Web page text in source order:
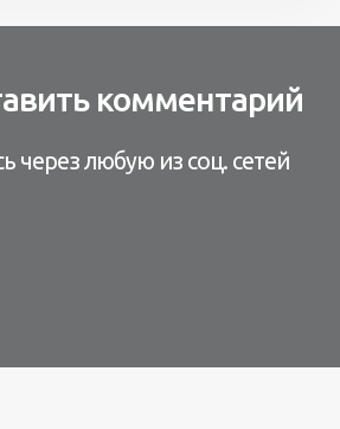
комментарий
через любую из соц. сетей